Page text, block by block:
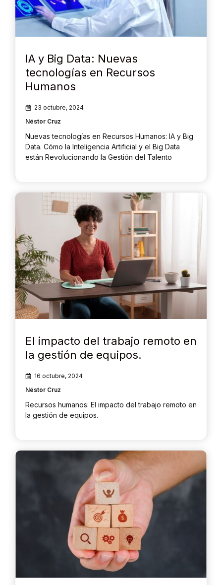
IA y Big Data: Nuevas
tecnologías en Recursos
Humanos
23 octubre, 2024
Néstor Cruz
Nuevas tecnologías en Recursos Humanos: IA y Big
Data. Cómo la Inteligencia Artificial y el Big Data
están Revolucionando la Gestión del Talento
El impacto del trabajo remoto en
la gestión de equipos.
16 octubre, 2024
Néstor Cruz
Recursos humanos: El impacto del trabajo remoto en
la gestión de equipos.